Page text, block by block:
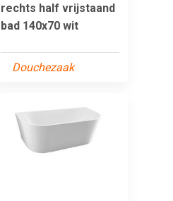
rechts half vrijstaand
bad 140x70 wit
Douchezaak